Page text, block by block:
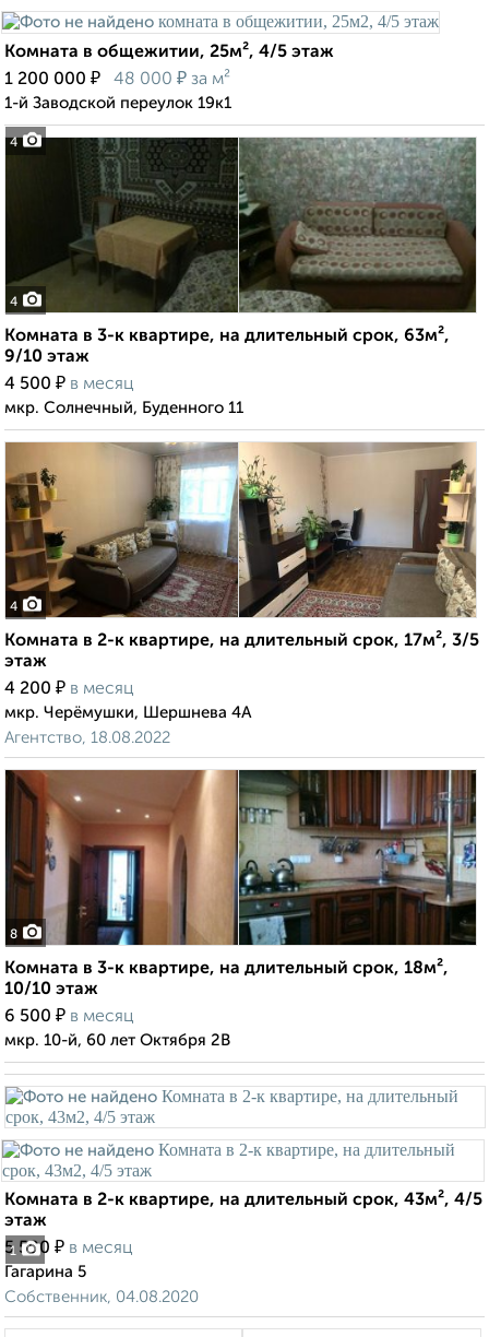
4
Комната в общежитии, 25м², 4/5 этаж
1 200 000 ₽ 48 000 ₽ за м²
1-й Заводской переулок 19к1
4
Комната в 3-к квартире, на длительный срок, 63м²,
9/10 этаж
4 500 ₽ в месяц
мкр. Солнечный, Буденного 11
4
Комната в 2-к квартире, на длительный срок, 17м², 3/5
этаж
4 200 ₽ в месяц
мкр. Черёмушки, Шершнева 4А
Агентство, 18.08.2022
8
Комната в 3-к квартире, на длительный срок, 18м²,
10/10 этаж
6 500 ₽ в месяц
мкр. 10-й, 60 лет Октября 2В
1
Комната в 2-к квартире, на длительный срок, 43м², 4/5
этаж
5 500 ₽ в месяц
Гагарина 5
Собственник, 04.08.2020